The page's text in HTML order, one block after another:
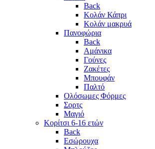
Back
Κολάν Κάπρι
Κολάν μακρυά
Πανοφώρια
Back
Αμάνικα
Γούνες
Ζακέτες
Μπουφάν
Παλτό
Ολόσωμες Φόρμες
Σορτς
Μαγιό
Κορίτσι 6-16 ετών
Back
Εσώρουχα